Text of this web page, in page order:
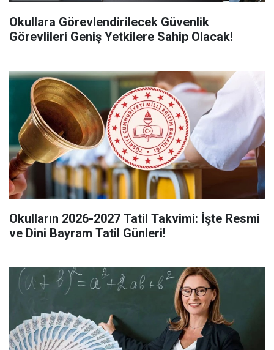
Okullara Görevlendirilecek Güvenlik
Görevlileri Geniş Yetkilere Sahip Olacak!
Okulların 2026-2027 Tatil Takvimi: İşte Resmi
ve Dini Bayram Tatil Günleri!